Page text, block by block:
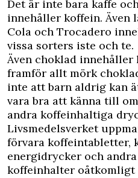
Det är inte bara kaffe
innehåller koffein. Även
Cola och Trocadero
vissa sorters iste och te.
Även choklad
framför allt mörk
inte att barn aldrig kan
vara bra att känna till
andra koffeinhaltiga
Livsmedelsverket
förvara koffeintabletter,
energidrycker och
koffeinhalter oåtkomligt